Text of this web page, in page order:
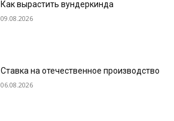
Как вырастить вундеркинда
09.08.2026
Ставка на отечественное производство
06.08.2026